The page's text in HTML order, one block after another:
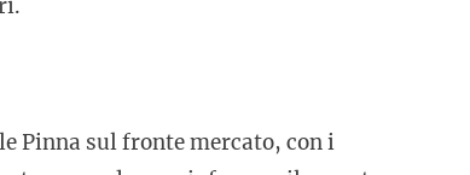
Pinna sul fronte mercato, con i